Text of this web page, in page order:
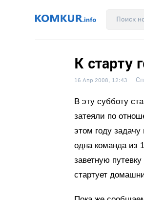
К старту
16 Апр 2008, 12:43
В эту субботу
затеяли по
этом году
одна команда из
заветную
стартует